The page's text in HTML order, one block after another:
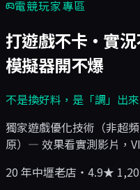
電競玩家專區
打遊戲不卡・實
模擬器開不爆
不是換好料，是「調」出
獨家遊戲優化技術（非超
原）— 效果看實測影片，
20 年中壢老店・4.9★